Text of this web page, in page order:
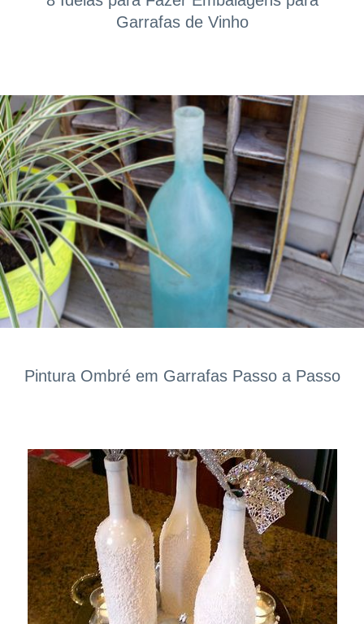
Garrafas de Vinho
Pintura Ombré em Garrafas Passo a Passo